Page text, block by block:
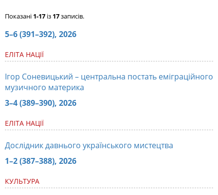
Показані 1-17 із 17записів.
5–6 (391–392), 2026
ЕЛІТА НАЦІЇ
Ігор Соневицький – центральна постать еміграційного
музичного материка
3–4 (389–390), 2026
ЕЛІТА НАЦІЇ
Дослідник давнього українського мистецтва
1–2 (387–388), 2026
КУЛЬТУРА